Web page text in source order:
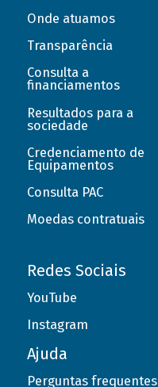
Onde atuamos
Transparência
Consulta a
financiamentos
Resultados para a
sociedade
Credenciamento de
Equipamentos
Consulta PAC
Moedas contratuais
Redes Sociais
YouTube
Instagram
Ajuda
Perguntas frequentes